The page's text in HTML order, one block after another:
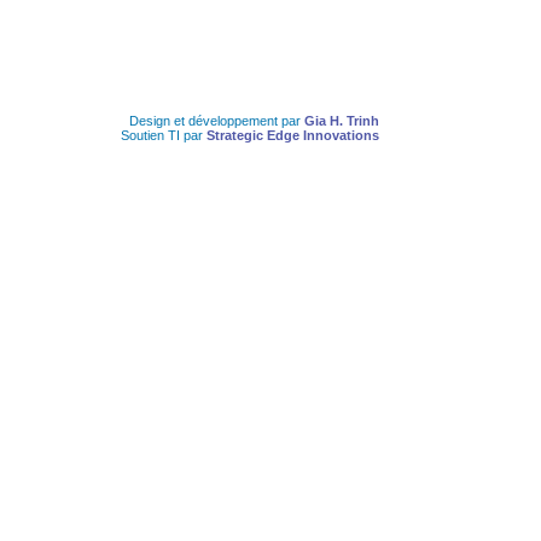
Design et développement par Gia H. Trinh
Soutien TI par Strategic Edge Innovations